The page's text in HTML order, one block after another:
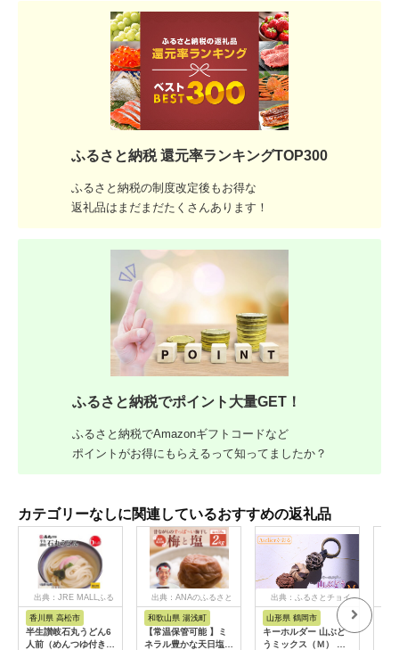
ふるさと納税 還元率ランキングTOP300
ふるさと納税の制度改定後もお得な
返礼品はまだまだたくさんあります！
ふるさと納税でポイント大量GET！
ふるさと納税でAmazonギフトコードなど
ポイントがお得にもらえるって知ってましたか？
カテゴリーなしに関連しているおすすめの返礼品
出典：JRE MALLふる
さと納税
香川県 高松市
半生讃岐石丸うどん6
人前（めんつゆ付き）
出典：ANAのふるさと
和歌山県 湯浅町
【常温保管可能 】ミ
ネラル豊かな天日塩だ
出典：ふるさとチョイ
山形県 鶴岡市
キーホルダー 山ぶど
うミックス（Ｍ） 山